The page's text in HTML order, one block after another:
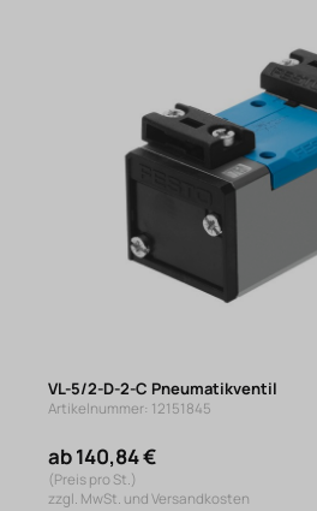
VL-5/2-D-2-C Pneumatikventil
Artikelnummer: 12151845
ab 140,84 €
(Preis pro St.)
zzgl. MwSt. und Versandkosten